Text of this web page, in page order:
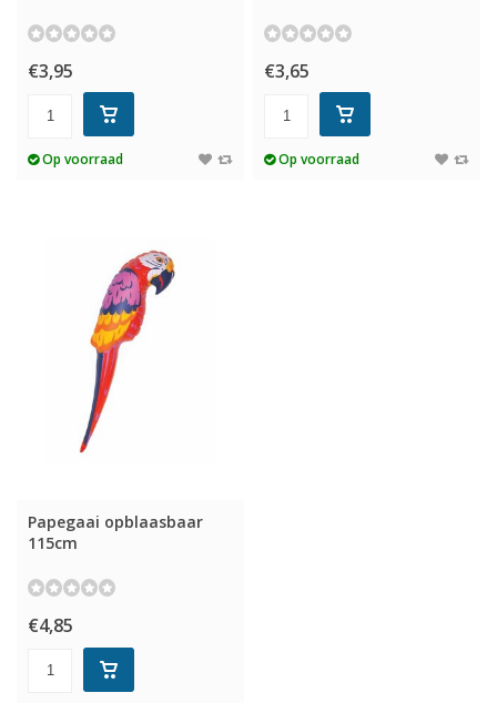
€3,95
Op voorraad
€3,65
Op voorraad
Papegaai opblaasbaar
115cm
€4,85